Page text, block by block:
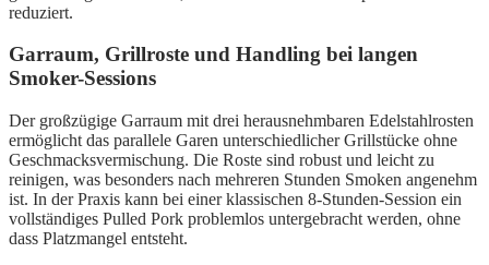
reduziert.
Garraum, Grillroste und Handling bei langen
Smoker-Sessions
Der großzügige Garraum mit drei herausnehmbaren Edelstahlrosten
ermöglicht das parallele Garen unterschiedlicher Grillstücke ohne
Geschmacksvermischung. Die Roste sind robust und leicht zu
reinigen, was besonders nach mehreren Stunden Smoken angenehm
ist. In der Praxis kann bei einer klassischen 8-Stunden-Session ein
vollständiges Pulled Pork problemlos untergebracht werden, ohne
dass Platzmangel entsteht.